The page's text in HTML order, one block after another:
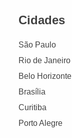
Cidades
São Paulo
Rio de Janeiro
Belo Horizonte
Brasília
Curitiba
Porto Alegre